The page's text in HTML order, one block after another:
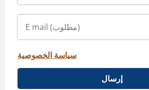
سياسة الخصوصية
إرسال